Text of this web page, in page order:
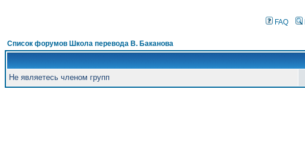
FAQ
Список форумов Школа перевода В. Баканова
Не являетесь членом групп